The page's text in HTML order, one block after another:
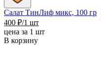
Салат ТинЛиф микс, 100 гр
400 ₽/1 шт
цена за 1 шт
В корзину